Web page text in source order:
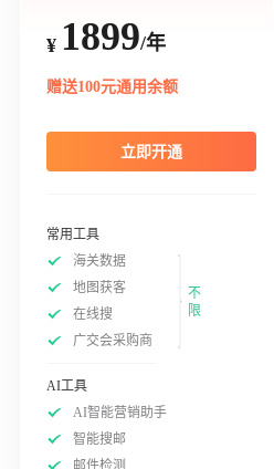
¥ 1899/年
赠送100元通用余额
立即开通
常用工具
海关数据
地图获客
在线搜
广交会采购商
不
限
AI工具
AI智能营销助手
智能搜邮
邮件检测